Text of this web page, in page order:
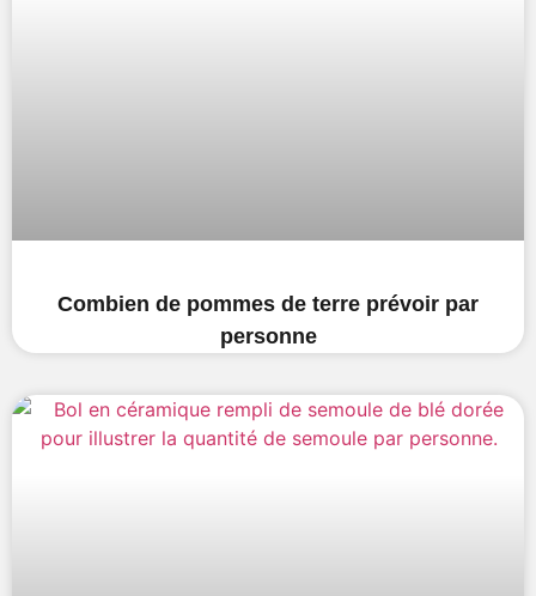
Combien de pommes de terre prévoir par
personne